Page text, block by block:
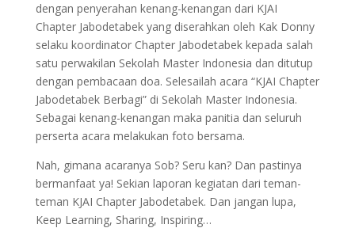
dengan penyerahan kenang-kenangan dari KJAI
Chapter Jabodetabek yang diserahkan oleh Kak Donny
selaku koordinator Chapter Jabodetabek kepada salah
satu perwakilan Sekolah Master Indonesia dan ditutup
dengan pembacaan doa. Selesailah acara “KJAI Chapter
Jabodetabek Berbagi” di Sekolah Master Indonesia.
Sebagai kenang-kenangan maka panitia dan seluruh
perserta acara melakukan foto bersama.
Nah, gimana acaranya Sob? Seru kan? Dan pastinya
bermanfaat ya! Sekian laporan kegiatan dari teman-
teman KJAI Chapter Jabodetabek. Dan jangan lupa,
Keep Learning, Sharing, Inspiring…